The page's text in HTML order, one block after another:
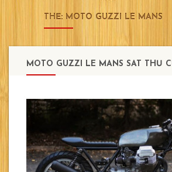
THẺ: MOTO GUZZI LE MANS
MOTO GUZZI LE MANS SÁT THỦ CỦA